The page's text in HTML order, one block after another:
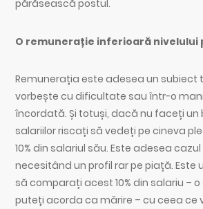
părăsească postul.
O remunerație inferioară nivelului
Remunerația este adesea un subiect
vorbește cu dificultate sau într-o
încordată. Și totuși, dacă nu faceți un
salariilor riscați să vedeți pe cineva
10% din salariul său. Este adesea
necesitând un profil rar pe piață. Este
să comparați acest 10% din salariu –
puteți acorda ca mărire – cu ceea ce